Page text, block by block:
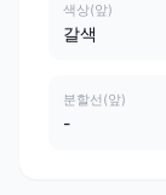
색상(앞)
갈색
분할선(앞)
-